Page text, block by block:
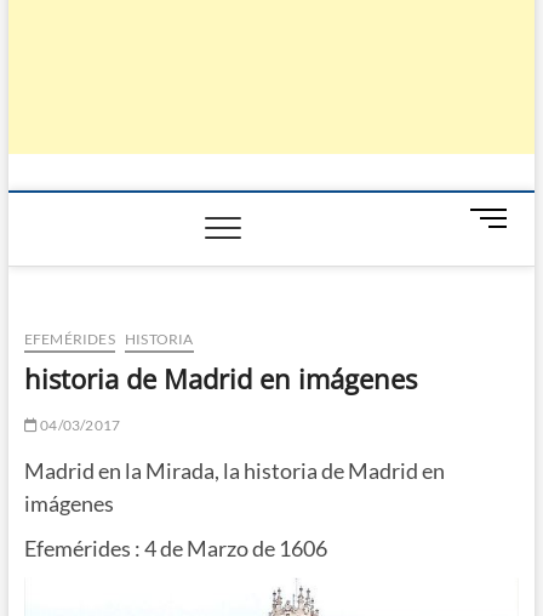
B
t
EFEMÉRIDES HISTORIA
historia de Madrid en imágenes
04/03/2017
Madrid en la Mirada, la historia de Madrid en
imágenes
Efemérides : 4 de Marzo de 1606